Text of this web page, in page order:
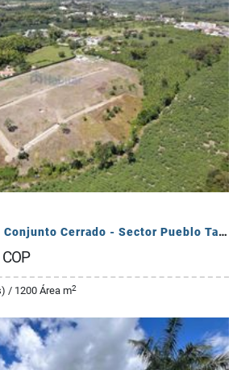
Se Venden Lotes en Conjunto Cerrado - Sector Pueblo Tapado
COP
/ 1200 Área m2